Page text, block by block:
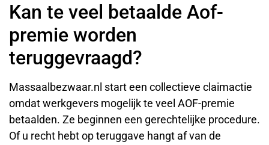
Kan te veel betaalde Aof-
premie worden
teruggevraagd?
Massaalbezwaar.nl start een collectieve claimactie
omdat werkgevers mogelijk te veel AOF-premie
betaalden. Ze beginnen een gerechtelijke procedure.
Of u recht hebt op teruggave hangt af van de